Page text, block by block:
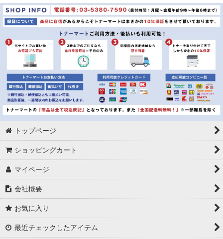
トップページ
ショッピングカート
マイページ
会社概要
お気に入り
最近チェックしたアイテム